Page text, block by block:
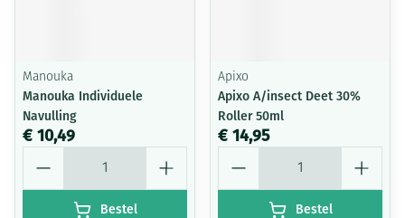
Manouka
Manouka Individuele
Navulling
€ 10,49
Bestel
Apixo
Apixo A/insect Deet 30%
Roller 50ml
€ 14,95
Bestel